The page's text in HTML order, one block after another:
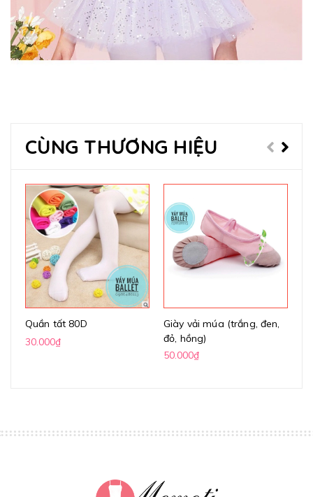
CÙNG THƯƠNG HIỆU
Quần tất 80D
30.000₫
Giày vải múa (trắng, đen,
đỏ, hồng)
50.000₫